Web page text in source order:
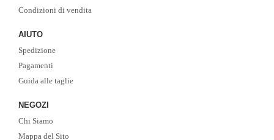
Condizioni di vendita
AIUTO
Spedizione
Pagamenti
Guida alle taglie
NEGOZI
Chi Siamo
Mappa del Sito